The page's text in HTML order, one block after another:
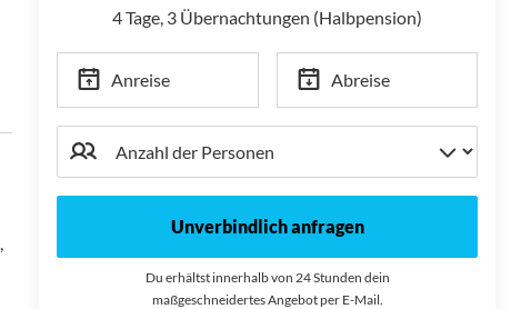
4 Tage, 3 Übernachtungen (Halbpension)
Anreise Abreise
Unverbindlich anfragen
Du erhältst innerhalb von 24 Stunden dein
maßgeschneidertes Angebot per E-Mail.